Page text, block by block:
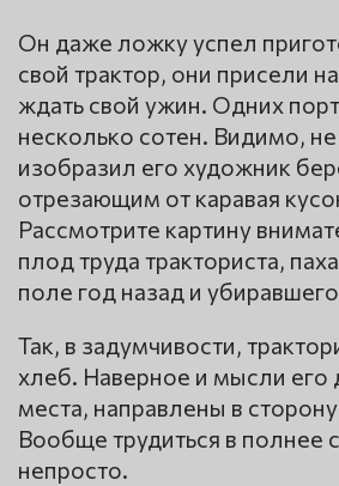
Он даже ложку успел
свой трактор, они присели
ждать свой ужин. Одних
несколько сотен. Видимо,
изобразил его художник
отрезающим от каравая
Рассмотрите картину
плод труда тракториста,
поле год назад и
Так, в задумчивости,
хлеб. Наверное и мысли его
места, направлены в
Вообще трудиться в полнее
непросто.